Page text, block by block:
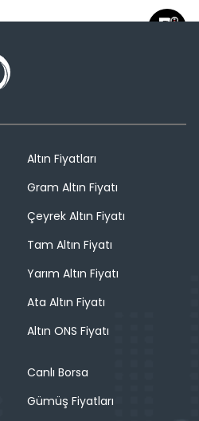
Altın Fiyatları
Gram Altın Fiyatı
Çeyrek Altın Fiyatı
Tam Altın Fiyatı
Yarım Altın Fiyatı
Ata Altın Fiyatı
Altın ONS Fiyatı
Canlı Borsa
Gümüş Fiyatları